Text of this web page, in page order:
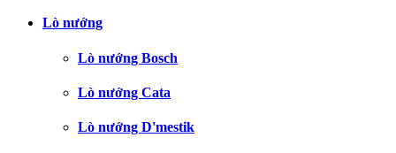
Lò nướng
Lò nướng Bosch
Lò nướng Cata
Lò nướng D'mestik